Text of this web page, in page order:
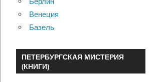
Венеция
Базель
ПЕТЕРБУРГСКАЯ МИСТЕРИЯ
(КНИГИ)